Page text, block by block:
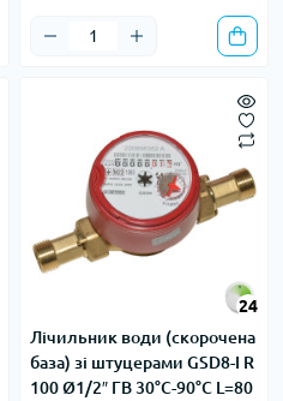
24
Лічильник води (скорочена
база) зі штуцерами GSD8-I R
100 Ø1/2″ ГВ 30°С-90°С L=80